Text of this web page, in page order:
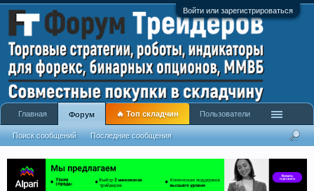
Войти или зарегистрироваться
Главная Форум
Поиск сообщений Последние сообщения
🔥 Топ складчин Пользователи